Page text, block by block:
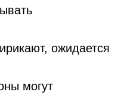
ожидается
могут